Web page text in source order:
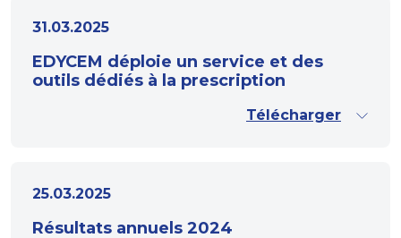
31.03.2025
EDYCEM déploie un service et des
outils dédiés à la prescription
Télécharger
25.03.2025
Résultats annuels 2024